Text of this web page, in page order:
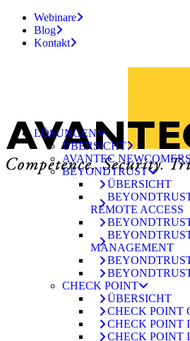
Webinare
Blog
Kontakt
LÖSUNGEN
ÜBERSICHT
AVANTEC NEWCOMERS
BEYONDTRUST
ÜBERSICHT
REMOTE ACCESS
MANAGEMENT
CHECK POINT
ÜBERSICHT
CHECK POINT
CHECK POINT
CHECK POINT